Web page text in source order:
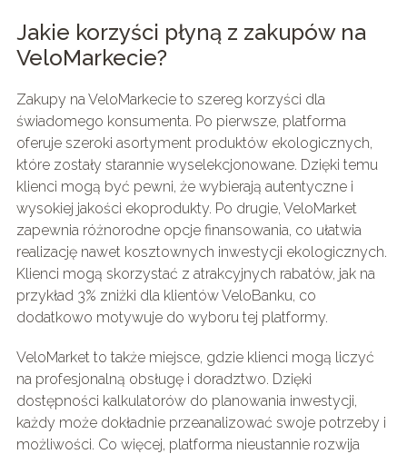
Jakie korzyści płyną z zakupów na
VeloMarkecie?
Zakupy na VeloMarkecie to szereg korzyści dla
świadomego konsumenta. Po pierwsze, platforma
oferuje szeroki asortyment produktów ekologicznych,
które zostały starannie wyselekcjonowane. Dzięki temu
klienci mogą być pewni, że wybierają autentyczne i
wysokiej jakości ekoprodukty. Po drugie, VeloMarket
zapewnia różnorodne opcje finansowania, co ułatwia
realizację nawet kosztownych inwestycji ekologicznych.
Klienci mogą skorzystać z atrakcyjnych rabatów, jak na
przykład 3% zniżki dla klientów VeloBanku, co
dodatkowo motywuje do wyboru tej platformy.
VeloMarket to także miejsce, gdzie klienci mogą liczyć
na profesjonalną obsługę i doradztwo. Dzięki
dostępności kalkulatorów do planowania inwestycji,
każdy może dokładnie przeanalizować swoje potrzeby i
możliwości. Co więcej, platforma nieustannie rozwija